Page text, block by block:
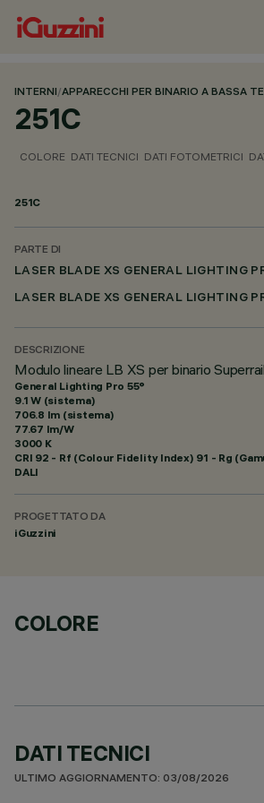
INTERNI/APPARECCHI PER BINARIO A BASSA
251C
COLORE DATI TECNICI DATI FOTOMETRICI
251C
PARTE DI
LASER BLADE XS GENERAL LIGHTING
LASER BLADE XS GENERAL LIGHTING
DESCRIZIONE
Modulo lineare LB XS per binario
General Lighting Pro 55°
9.1 W (sistema)
706.8 lm (sistema)
77.67 lm/W
3000 K
CRI 92 - Rf (Colour Fidelity Index) 91 - Rg
DALI
PROGETTATO DA
iGuzzini
COLORE
DATI TECNICI
ULTIMO AGGIORNAMENTO: 03/08/2026